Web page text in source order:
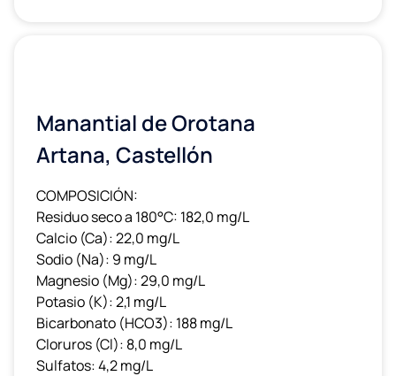
Manantial de Orotana
Artana, Castellón
COMPOSICIÓN:
Residuo seco a 180°C: 182,0 mg/L
Calcio (Ca): 22,0 mg/L
Sodio (Na): 9 mg/L
Magnesio (Mg): 29,0 mg/L
Potasio (K): 2,1 mg/L
Bicarbonato (HCO3): 188 mg/L
Cloruros (Cl): 8,0 mg/L
Sulfatos: 4,2 mg/L